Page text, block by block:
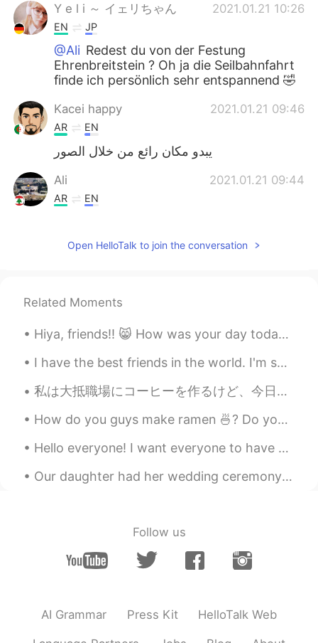
Y e l i ～ イェリちゃん 2021.01.21 10:26
EN JP
@Ali Redest du von der Festung
Ehrenbreitstein ? Oh ja die Seilbahnfahrt
finde ich persönlich sehr entspannend 🤣
Kacei happy 2021.01.21 09:46
AR EN
يبدو مكان رائع من خلال الصور
Ali 2021.01.21 09:44
AR EN
Ich war mal dort. Die Innenstadt an sich
Open HelloTalk to join the conversation
Related Moments
Hiya, friends!! 😸 How was your day today? I really hope you’re doing amazing. I wish you could al...
I have the best friends in the world. I'm so thankful for them. 😢 Today an emergency came up ...
私は大抵職場にコーヒーを作るけど、今日はコーヒーがもう作ってたそう。。。 Usually I prepare coffee at work, but today at it was alread...
How do you guys make ramen 🍜? Do you put the noodles in before the water boils or after? Do you p...
Hello everyone! I want everyone to have a beautiful day, as I had a beautiful day today!🌞 I went ...
Our daughter had her wedding ceremony today on Zoom due to COVID-19. It was really special to ha...
Follow us
AI Grammar Press Kit HelloTalk Web